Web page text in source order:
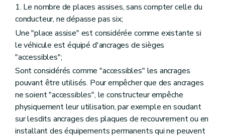
1. Le nombre de places assises, sans compter celle du
conducteur, ne dépasse pas six;
Une "place assise" est considérée comme existante si
le véhicule est équipé d'ancrages de sièges
"accessibles";
Sont considérés comme "accessibles" les ancrages
pouvant être utilisés. Pour empêcher que des ancrages
ne soient "accessibles", le constructeur empêche
physiquement leur utilisation, par exemple en soudant
sur lesdits ancrages des plaques de recouvrement ou en
installant des équipements permanents qui ne peuvent